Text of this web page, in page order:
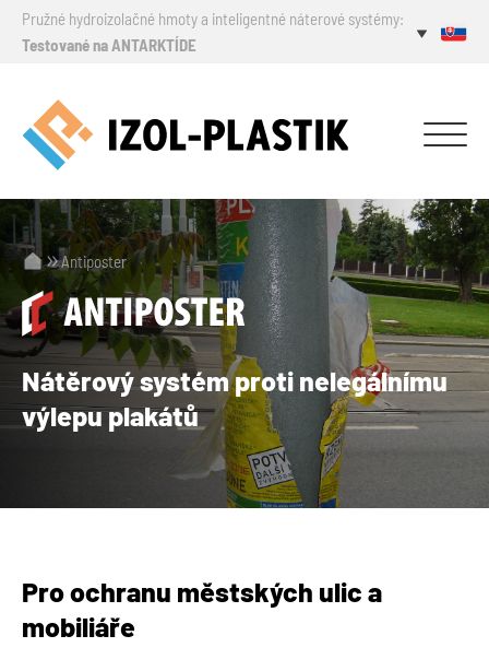
Pružné hydroizolačné hmoty a inteligentné náterové systémy:
Testované na ANTARKTÍDE
Antiposter
Nátěrový systémproti nelegálnímu
výlepu plakátů
Pro ochranu městských ulic a
mobiliáře